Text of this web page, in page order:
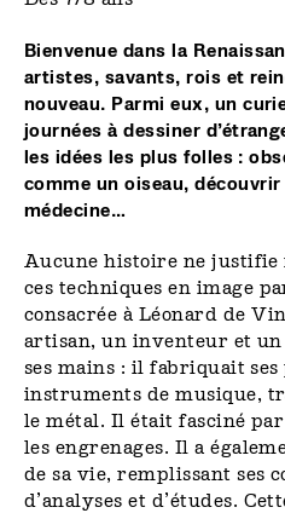
Bienvenue dans la
artistes, savants, rois et
nouveau. Parmi eux, un
journées à dessiner
les idées les plus folles :
comme un oiseau,
médecine…
Aucune histoire ne justifie
ces techniques en image
consacrée à Léonard de
artisan, un inventeur et
ses mains : il fabriquait
instruments de musique,
le métal. Il était fasciné
les engrenages. Il a
de sa vie, remplissant ses
d’analyses et d’études.